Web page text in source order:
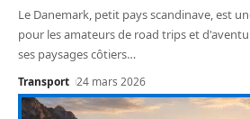
Le Danemark, petit pays scandinave, est
pour les amateurs de road trips et
ses paysages côtiers…
Transport 24 mars 2026